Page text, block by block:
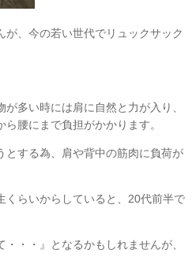
、今の若い世代でリュックサック
多い時には肩に自然と力が入り、
腰にまで負担がかかります。
とする為、肩や背中の筋肉に負荷が
くらいからしていると、20代前半で
・・』となるかもしれませんが、